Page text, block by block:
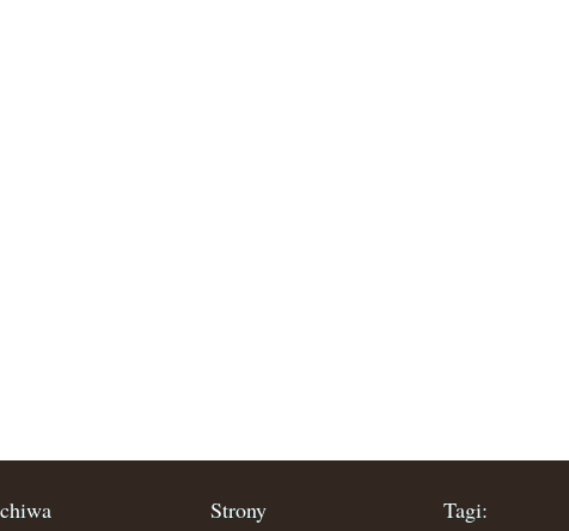
Strony Tagi: